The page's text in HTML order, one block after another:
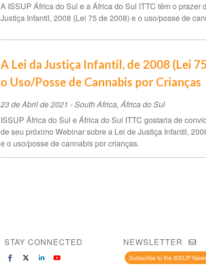
A ISSUP África do Sul e a África do Sul ITTC têm o
Justiça Infantil, 2008 (Lei 75 de 2008) e o uso/posse de
A Lei da Justiça Infantil, de 2008 (Lei
o Uso/Posse de Cannabis por Crianças
Data
do
evento
23 de Abril de 2021 -South Africa,África do Sul
ISSUP África do Sul e África do Sul ITTC gostaria de
de seu próximo Webinar sobre a Lei de Justiça Infantil,
e o uso/posse de cannabis por crianças.
STAY CONNECTED NEWSLETTER
Subscribe to the ISSUP